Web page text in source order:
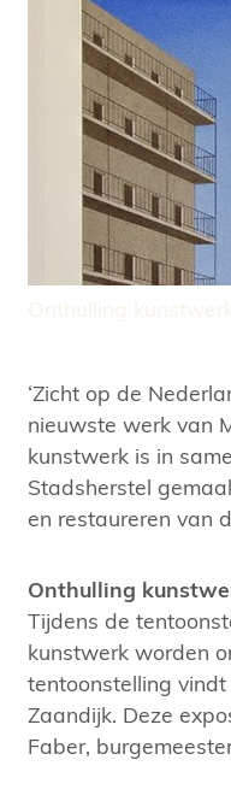
‘Zicht op de
nieuwste werk van
kunstwerk is in
Stadsherstel
en restaureren van
Onthulling
Tijdens de
kunstwerk worden
tentoonstelling
Zaandijk. Deze
Faber,